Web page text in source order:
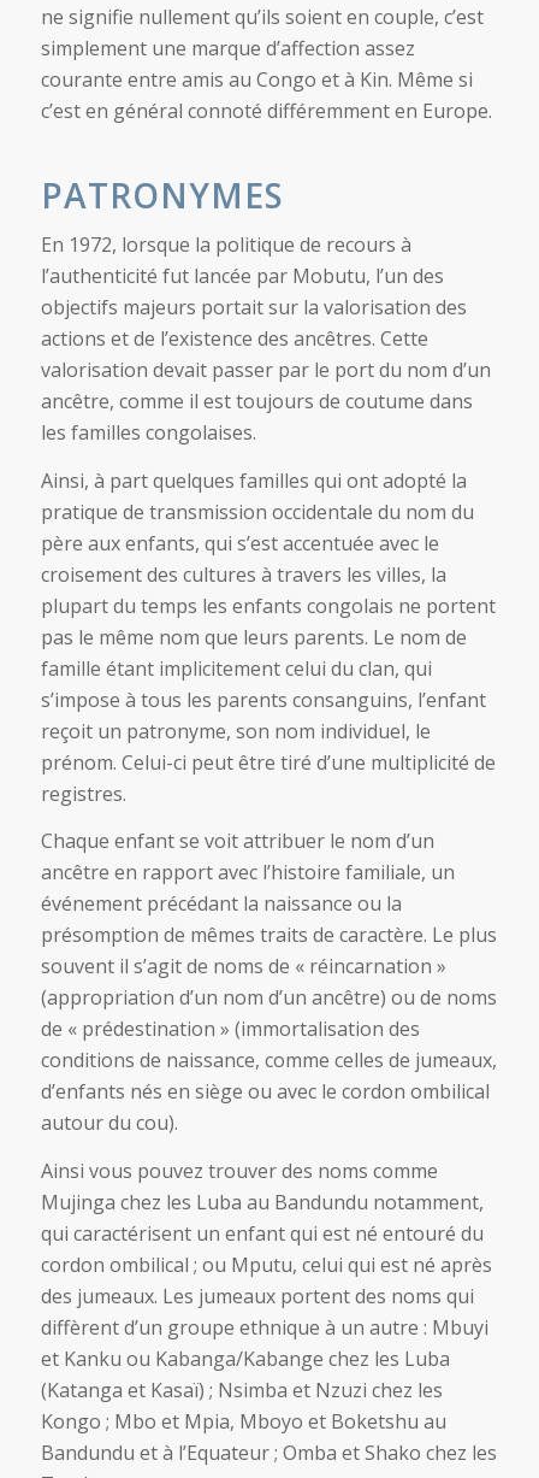
ne signifie nullement qu’ils soient en couple, c’est
simplement une marque d’affection assez
courante entre amis au Congo et à Kin. Même si
c’est en général connoté différemment en Europe.
PATRONYMES
En 1972, lorsque la politique de recours à
l’authenticité fut lancée par Mobutu, l’un des
objectifs majeurs portait sur la valorisation des
actions et de l’existence des ancêtres. Cette
valorisation devait passer par le port du nom d’un
ancêtre, comme il est toujours de coutume dans
les familles congolaises.
Ainsi, à part quelques familles qui ont adopté la
pratique de transmission occidentale du nom du
père aux enfants, qui s’est accentuée avec le
croisement des cultures à travers les villes, la
plupart du temps les enfants congolais ne portent
pas le même nom que leurs parents. Le nom de
famille étant implicitement celui du clan, qui
s’impose à tous les parents consanguins, l’enfant
reçoit un patronyme, son nom individuel, le
prénom. Celui-ci peut être tiré d’une multiplicité de
registres.
Chaque enfant se voit attribuer le nom d’un
ancêtre en rapport avec l’histoire familiale, un
événement précédant la naissance ou la
présomption de mêmes traits de caractère. Le plus
souvent il s’agit de noms de « réincarnation »
(appropriation d’un nom d’un ancêtre) ou de noms
de « prédestination » (immortalisation des
conditions de naissance, comme celles de jumeaux,
d’enfants nés en siège ou avec le cordon ombilical
autour du cou).
Ainsi vous pouvez trouver des noms comme
Mujinga chez les Luba au Bandundu notamment,
qui caractérisent un enfant qui est né entouré du
cordon ombilical ; ou Mputu, celui qui est né après
des jumeaux. Les jumeaux portent des noms qui
diffèrent d’un groupe ethnique à un autre : Mbuyi
et Kanku ou Kabanga/Kabange chez les Luba
(Katanga et Kasaï) ; Nsimba et Nzuzi chez les
Kongo ; Mbo et Mpia, Mboyo et Boketshu au
Bandundu et à l’Equateur ; Omba et Shako chez les